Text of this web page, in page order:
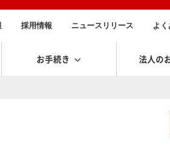
採用情報 ニュースリリース よ
お手続き 法人の